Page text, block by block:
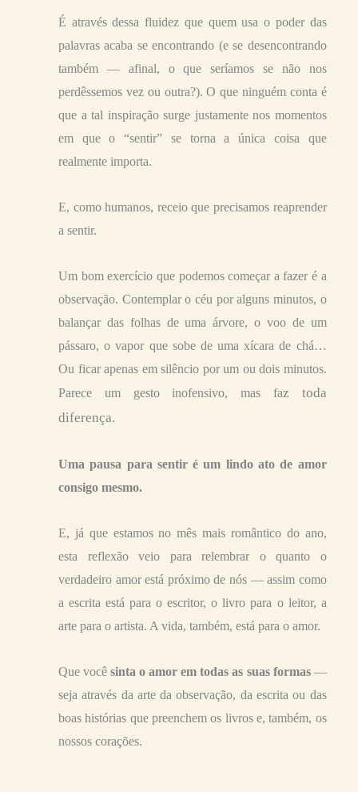
É através dessa fluidez que quem usa o poder das
palavras acaba se encontrando (e se desencontrando
também — afinal, o que seríamos se não nos
perdêssemos vez ou outra?). O que ninguém conta é
que a tal inspiração surge justamente nos momentos
em que o “sentir” se torna a única coisa que
realmente importa.
E, como humanos, receio que precisamos reaprender
a sentir.
Um bom exercício que podemos começar a fazer é a
observação. Contemplar o céu por alguns minutos, o
balançar das folhas de uma árvore, o voo de um
pássaro, o vapor que sobe de uma xícara de chá…
Ou ficar apenas em silêncio por um ou dois minutos.
Parece um gesto inofensivo, mas faz toda
diferença.
Uma pausa para sentir é um lindo ato de amor
consigo mesmo.
E, já que estamos no mês mais romântico do ano,
esta reflexão veio para relembrar o quanto o
verdadeiro amor está próximo de nós — assim como
a escrita está para o escritor, o livro para o leitor, a
arte para o artista. A vida, também, está para o amor.
Que vocêsinta o amor em todas as suas formas—
seja através da arte da observação, da escrita ou das
boas histórias que preenchem os livros e, também, os
nossos corações.